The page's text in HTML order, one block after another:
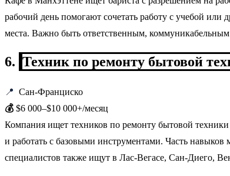
рабочий день помогают сочетать работу с учебой
места. Важно быть ответственным,
6. Техник по ремонту бытовой
📍 Сан-Франциско
💰 $6 000–$10 000+/месяц
Компания ищет техников по ремонту бытовой
и работать с базовыми инструментами. Часть
специалистов также ищут в Лас-Вегасе, Сан-Диего,